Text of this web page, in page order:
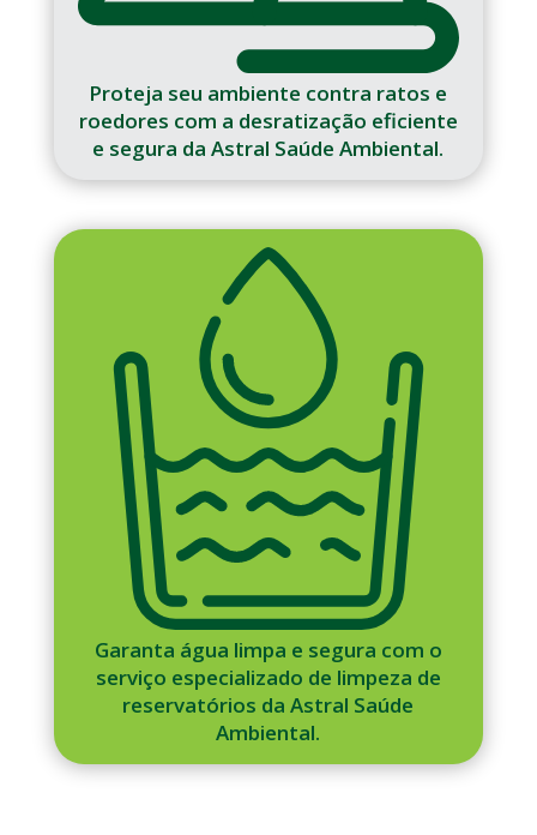
Proteja seu ambiente contra ratos e
roedores com a desratização eficiente
e segura da Astral Saúde Ambiental.
Garanta água limpa e segura com o
serviço especializado de limpeza de
reservatórios da Astral Saúde
Ambiental.